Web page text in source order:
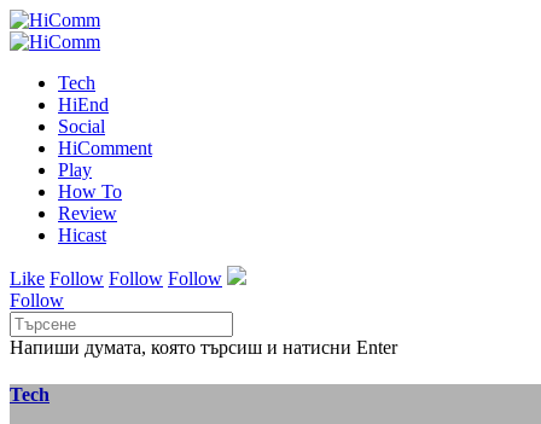
Tech
HiEnd
Social
HiComment
Play
How To
Review
Hicast
Like Follow Follow Follow
Follow
Напиши думата, която търсиш и натисни Enter
Tech